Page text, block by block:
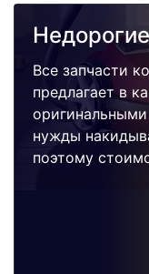
Все запчасти
предлагает в
нужды
поэтому